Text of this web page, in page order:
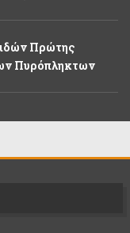
Πρώτης
Πυρόπληκτων